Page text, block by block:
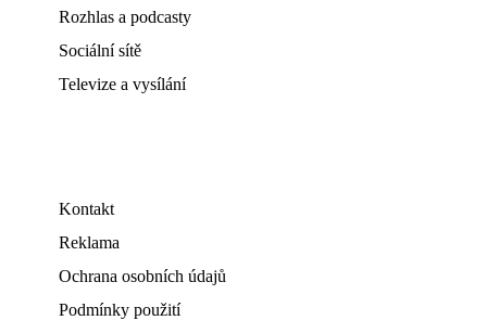
Rozhlas a podcasty
Sociální sítě
Televize a vysílání
Kontakt
Reklama
Ochrana osobních údajů
Podmínky použití